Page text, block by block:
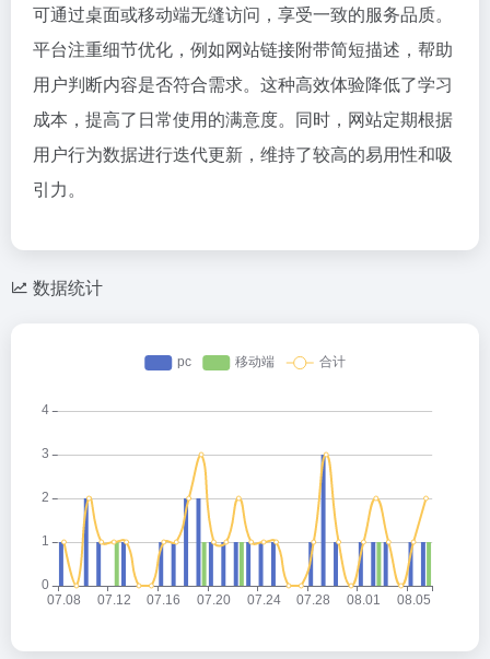
可通过桌面或移动端无缝访问，享受一致的服务品质。
平台注重细节优化，例如网站链接附带简短描述，帮助
用户判断内容是否符合需求。这种高效体验降低了学习
成本，提高了日常使用的满意度。同时，网站定期根据
用户行为数据进行迭代更新，维持了较高的易用性和吸
引力。
数据统计